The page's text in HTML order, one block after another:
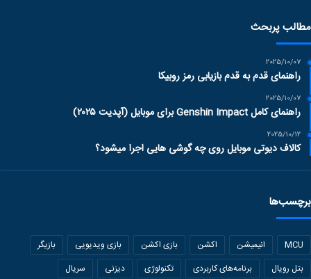
مطالب پربحث
2025/10/07
راهنمای قدم به قدم بازیابی رمز روبیکا
2025/10/07
راهنمای کامل Genshin Impact برای موبایل (آپدیت ۲۰۲۵)
2025/10/12
کالاف دیوتی موبایل روی چه گوشی هایی اجرا میشود؟
برچسب‌ها
MCU انیمیشن اکشن بازی اکشن بازی ویدیویی
بازیگر
بتل رویال
برنامه‌های کاربردی تکنولوژی دیزنی سریال